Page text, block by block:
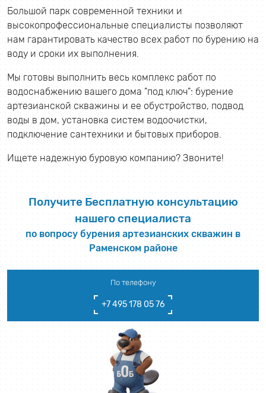
Большой парк современной техники и
высокопрофессиональные специалисты позволяют
нам гарантировать качество всех работ по бурению на
воду и сроки их выполнения.
Мы готовы выполнить весь комплекс работ по
водоснабжению вашего дома "под ключ": бурение
артезианской скважины и ее обустройство, подвод
воды в дом, установка систем водоочистки,
подключение сантехники и бытовых приборов.
Ищете надежную буровую компанию? Звоните!
Получите Бесплатную консультацию
нашего специалиста
по вопросу бурения артезианских скважин в
Раменском районе
По телефону
+7 495 178 05 76